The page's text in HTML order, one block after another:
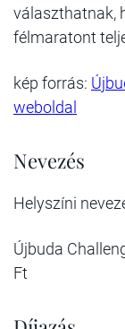
választhatnak,
félmaratont
kép forrás:
weboldal
Nevezés
Helyszíni
Újbuda
Ft